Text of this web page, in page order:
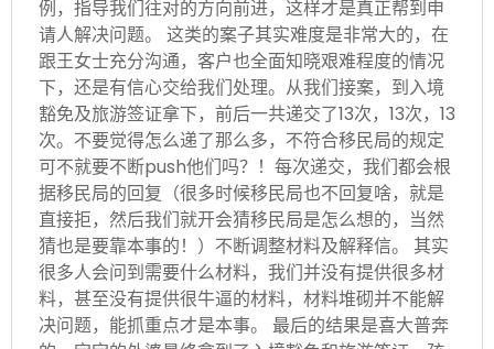
例，指导我们往对的方向前进，这样才是真正帮到申
请人解决问题。 这类的案子其实难度是非常大的，在
跟王女士充分沟通，客户也全面知晓艰难程度的情况
下，还是有信心交给我们处理。从我们接案，到入境
豁免及旅游签证拿下，前后一共递交了13次，13次，13
次。不要觉得怎么递了那么多，不符合移民局的规定
可不就要不断push他们吗？！每次递交，我们都会根
据移民局的回复（很多时候移民局也不回复啥，就是
直接拒，然后我们就开会猜移民局是怎么想的，当然
猜也是要靠本事的！）不断调整材料及解释信。 其实
很多人会问到需要什么材料，我们并没有提供很多材
料，甚至没有提供很牛逼的材料，材料堆砌并不能解
决问题，能抓重点才是本事。 最后的结果是喜大普奔